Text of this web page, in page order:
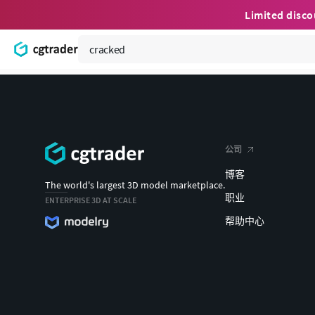
Limited
The world's largest 3D model marketplace.
ENTERPRISE 3D AT SCALE
公司
博客
职业
帮助中心